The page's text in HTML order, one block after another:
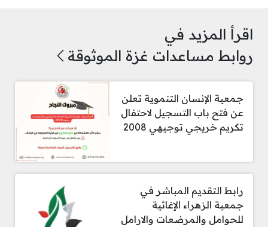
اقرأ المزيد في
روابط مساعدات غزة الموثوقة
جمعية الإنسان التنموية تعلن
عن فتح باب التسجيل لاحتفال
تكريم خريجي توجيهي 2008
رابط التقديم المباشر في
جمعية الزهراء الإغاثية
للحوامل والمرضعات والارامل